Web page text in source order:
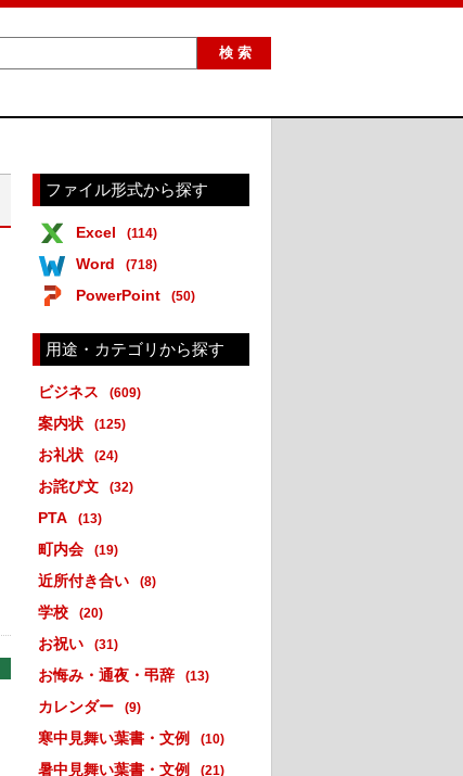
ファイル形式から探す
Excel (114)
Word (718)
PowerPoint (50)
用途・カテゴリから探す
ビジネス (609)
案内状 (125)
お礼状 (24)
お詫び文 (32)
PTA (13)
町内会 (19)
近所付き合い (8)
学校 (20)
お祝い (31)
お悔み・通夜・弔辞 (13)
カレンダー (9)
寒中見舞い葉書・文例 (10)
暑中見舞い葉書・文例 (21)